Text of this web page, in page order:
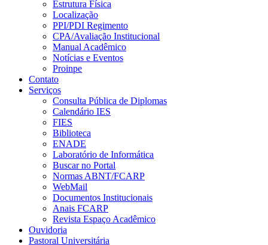
Estrutura Física
Localização
PPI/PDI Regimento
CPA/Avaliação Institucional
Manual Acadêmico
Notícias e Eventos
Proinpe
Contato
Serviços
Consulta Pública de Diplomas
Calendário IES
FIES
Biblioteca
ENADE
Laboratório de Informática
Buscar no Portal
Normas ABNT/FCARP
WebMail
Documentos Institucionais
Anais FCARP
Revista Espaço Acadêmico
Ouvidoria
Pastoral Universitária